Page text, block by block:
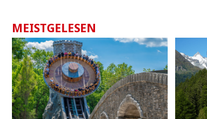
MEISTGELESEN